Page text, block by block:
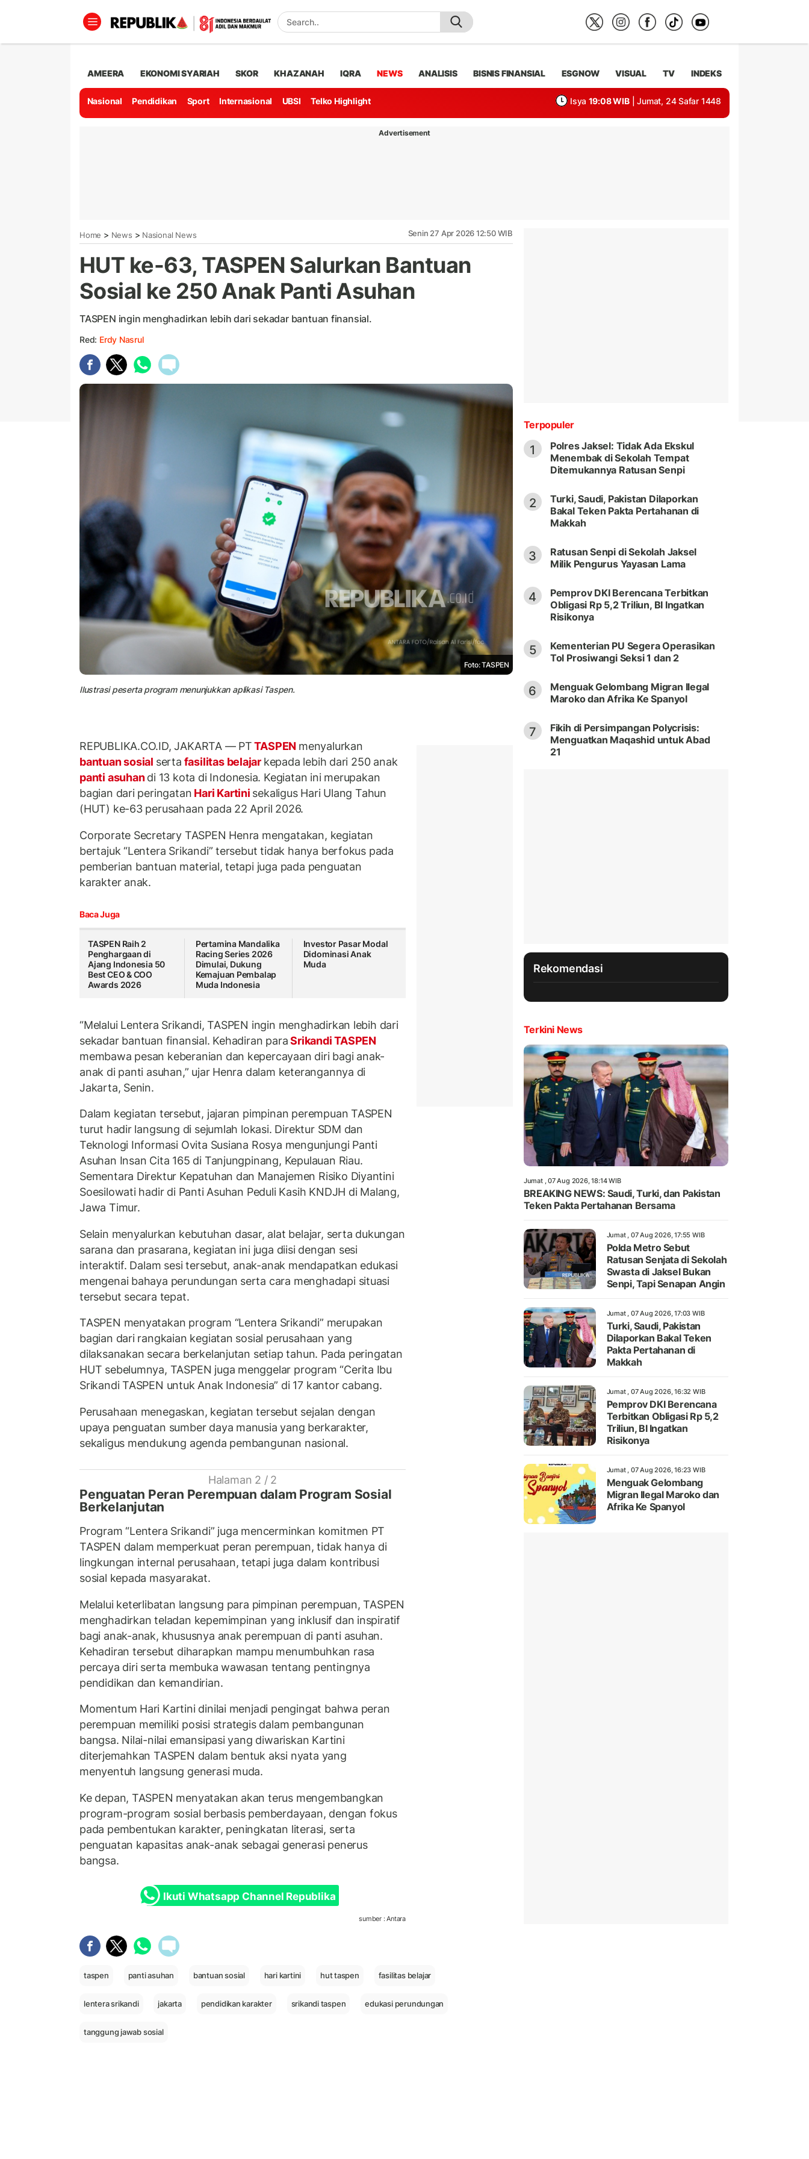
AMEERA EKONOMI SYARIAH SKOR KHAZANAH IQRA NEWS ANALISIS BISNIS FINANSIAL ESGNOW VISUAL TV INDEKS
Nasional Pendidikan Sport Internasional UBSI Telko Highlight Isya 19:08 WIB | Jumat, 24 Safar 1448
Advertisement
Home > News > Nasional News Senin 27 Apr 2026 12:50 WIB
HUT ke-63, TASPEN Salurkan Bantuan
Sosial ke 250 Anak Panti Asuhan
TASPEN ingin menghadirkan lebih dari sekadar bantuan finansial.
Red: Erdy Nasrul
Foto: TASPEN
Ilustrasi peserta program menunjukkan aplikasi Taspen.
REPUBLIKA.CO.ID, JAKARTA –– PTTASPEN menyalurkan
bantuan sosial serta fasilitas belajar kepada lebih dari 250 anak
panti asuhandi 13 kota di Indonesia. Kegiatan ini merupakan
bagian dari peringatan Hari Kartini sekaligus Hari Ulang Tahun
(HUT) ke-63 perusahaan pada 22 April 2026.
Corporate Secretary TASPEN Henra mengatakan, kegiatan
bertajuk “Lentera Srikandi” tersebut tidak hanya berfokus pada
pemberian bantuan material, tetapi juga pada penguatan
karakter anak.
Baca Juga
TASPEN Raih 2
Penghargaan di
Ajang Indonesia 50
Best CEO & COO
Awards 2026
Pertamina Mandalika
Racing Series 2026
Dimulai, Dukung
Kemajuan Pembalap
Muda Indonesia
Investor Pasar Modal
Didominasi Anak
Muda
“Melalui Lentera Srikandi, TASPEN ingin menghadirkan lebih dari
sekadar bantuan finansial. Kehadiran paraSrikandi TASPEN
membawa pesan keberanian dan kepercayaan diri bagi anak-
anak di panti asuhan,” ujar Henra dalam keterangannya di
Jakarta, Senin.
Dalam kegiatan tersebut, jajaran pimpinan perempuan TASPEN
turut hadir langsung di sejumlah lokasi. Direktur SDM dan
Teknologi Informasi Ovita Susiana Rosya mengunjungi Panti
Asuhan Insan Cita 165 di Tanjungpinang, Kepulauan Riau.
Sementara Direktur Kepatuhan dan Manajemen Risiko Diyantini
Soesilowati hadir di Panti Asuhan Peduli Kasih KNDJH di Malang,
Jawa Timur.
Selain menyalurkan kebutuhan dasar, alat belajar, serta dukungan
sarana dan prasarana, kegiatan ini juga diisi dengan sesi
interaktif. Dalam sesi tersebut, anak-anak mendapatkan edukasi
mengenai bahaya perundungan serta cara menghadapi situasi
tersebut secara tepat.
TASPEN menyatakan program “Lentera Srikandi” merupakan
bagian dari rangkaian kegiatan sosial perusahaan yang
dilaksanakan secara berkelanjutan setiap tahun. Pada peringatan
HUT sebelumnya, TASPEN juga menggelar program “Cerita Ibu
Srikandi TASPEN untuk Anak Indonesia” di 17 kantor cabang.
Perusahaan menegaskan, kegiatan tersebut sejalan dengan
upaya penguatan sumber daya manusia yang berkarakter,
sekaligus mendukung agenda pembangunan nasional.
Halaman 2 / 2
Penguatan Peran Perempuan dalam Program Sosial
Berkelanjutan
Program “Lentera Srikandi” juga mencerminkan komitmen PT
TASPEN dalam memperkuat peran perempuan, tidak hanya di
lingkungan internal perusahaan, tetapi juga dalam kontribusi
sosial kepada masyarakat.
Melalui keterlibatan langsung para pimpinan perempuan, TASPEN
menghadirkan teladan kepemimpinan yang inklusif dan inspiratif
bagi anak-anak, khususnya anak perempuan di panti asuhan.
Kehadiran tersebut diharapkan mampu menumbuhkan rasa
percaya diri serta membuka wawasan tentang pentingnya
pendidikan dan kemandirian.
Momentum Hari Kartini dinilai menjadi pengingat bahwa peran
perempuan memiliki posisi strategis dalam pembangunan
bangsa. Nilai-nilai emansipasi yang diwariskan Kartini
diterjemahkan TASPEN dalam bentuk aksi nyata yang
menyentuh langsung generasi muda.
Ke depan, TASPEN menyatakan akan terus mengembangkan
program-program sosial berbasis pemberdayaan, dengan fokus
pada pembentukan karakter, peningkatan literasi, serta
penguatan kapasitas anak-anak sebagai generasi penerus
bangsa.
Ikuti Whatsapp Channel Republika
sumber : Antara
taspen panti asuhan bantuan sosial hari kartini hut taspen fasilitas belajar
lentera srikandi jakarta pendidikan karakter srikandi taspen edukasi perundungan
tanggung jawab sosial
Terpopuler
1
Polres Jaksel: Tidak Ada Ekskul
Menembak di Sekolah Tempat
Ditemukannya Ratusan Senpi
2
Turki, Saudi, Pakistan Dilaporkan
Bakal Teken Pakta Pertahanan di
Makkah
3
Ratusan Senpi di Sekolah Jaksel
Milik Pengurus Yayasan Lama
4
Pemprov DKI Berencana Terbitkan
Obligasi Rp 5,2 Triliun, BI Ingatkan
Risikonya
5
Kementerian PU Segera Operasikan
Tol Prosiwangi Seksi 1 dan 2
6
Menguak Gelombang Migran Ilegal
Maroko dan Afrika Ke Spanyol
7
Fikih di Persimpangan Polycrisis:
Menguatkan Maqashid untuk Abad
21
Rekomendasi
Terkini News
Jumat , 07 Aug 2026, 18:14 WIB
BREAKING NEWS: Saudi, Turki, dan Pakistan
Teken Pakta Pertahanan Bersama
Jumat , 07 Aug 2026, 17:55 WIB
Polda Metro Sebut
Ratusan Senjata di Sekolah
Swasta di Jaksel Bukan
Senpi, Tapi Senapan Angin
Jumat , 07 Aug 2026, 17:03 WIB
Turki, Saudi, Pakistan
Dilaporkan Bakal Teken
Pakta Pertahanan di
Makkah
Jumat , 07 Aug 2026, 16:32 WIB
Pemprov DKI Berencana
Terbitkan Obligasi Rp 5,2
Triliun, BI Ingatkan
Risikonya
Jumat , 07 Aug 2026, 16:23 WIB
Menguak Gelombang
Migran Ilegal Maroko dan
Afrika Ke Spanyol